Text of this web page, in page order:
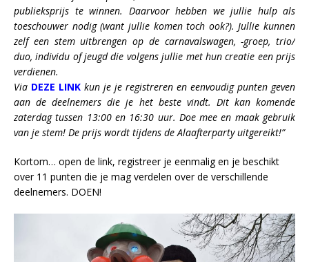
publieksprijs te winnen. Daarvoor hebben we jullie hulp als
toeschouwer nodig (want jullie komen toch ook?). Jullie kunnen
zelf een stem uitbrengen op de carnavalswagen, -groep, trio/
duo, individu of jeugd die volgens jullie met hun creatie een prijs
verdienen.
Via DEZE LINK kun je je registreren en eenvoudig punten geven
aan de deelnemers die je het beste vindt. Dit kan komende
zaterdag tussen 13:00 en 16:30 uur. Doe mee en maak gebruik
van je stem! De prijs wordt tijdens de Alaafterparty uitgereikt!”
Kortom… open de link, registreer je eenmalig en je beschikt
over 11 punten die je mag verdelen over de verschillende
deelnemers. DOEN!